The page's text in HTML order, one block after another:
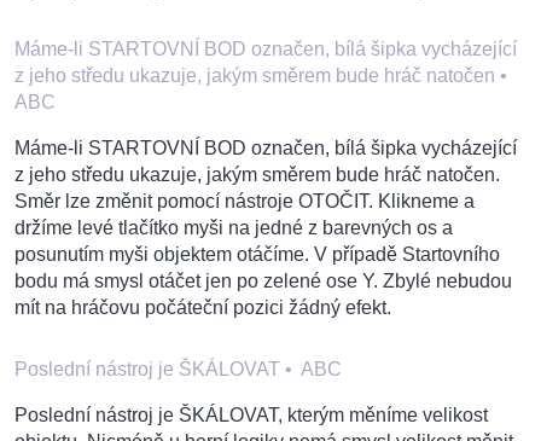
Máme-li STARTOVNÍ BOD označen, bílá šipka vycházející
z jeho středu ukazuje, jakým směrem bude hráč natočen •
ABC
Máme-li STARTOVNÍ BOD označen, bílá šipka vycházející
z jeho středu ukazuje, jakým směrem bude hráč natočen.
Směr lze změnit pomocí nástroje OTOČIT. Klikneme a
držíme levé tlačítko myši na jedné z barevných os a
posunutím myši objektem otáčíme. V případě Startovního
bodu má smysl otáčet jen po zelené ose Y. Zbylé nebudou
mít na hráčovu počáteční pozici žádný efekt.
Poslední nástroj je ŠKÁLOVAT • ABC
Poslední nástroj je ŠKÁLOVAT, kterým měníme velikost